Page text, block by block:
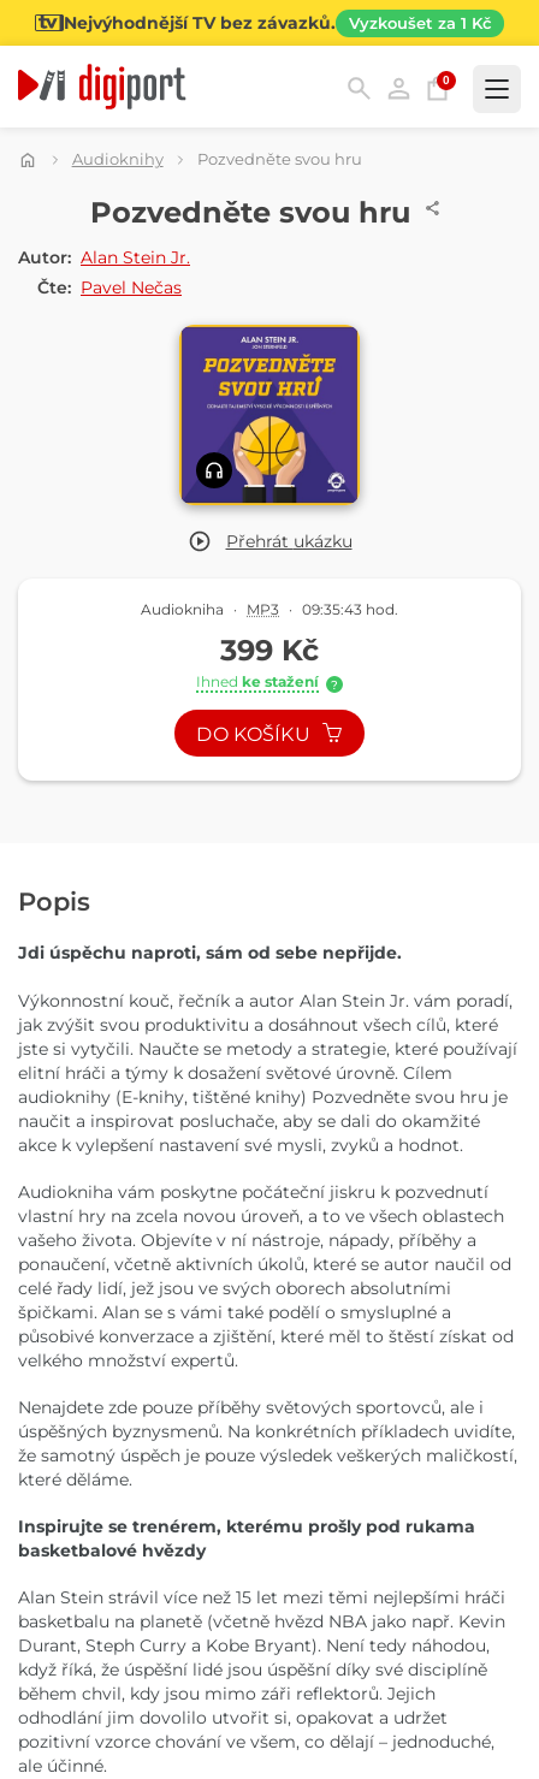
Nejvýhodnější TV bez závazků. Vyzkoušet za 1 Kč
0
Kategorie
Audioknihy Pozvedněte svou hru
Přehrát ukázku
AUDIOKNIHAPozvedněte svou hru
Autor: Alan Stein Jr.
Čte: Pavel Nečas
Audiokniha · MP3 · 09:35:43 hod.
399 Kč
Ihned ke stažení ?
DO KOŠÍKU
Popis
Jdi úspěchu naproti, sám od sebe nepřijde.
Výkonnostní kouč, řečník a autor Alan Stein Jr. vám poradí,
jak zvýšit svou produktivitu a dosáhnout všech cílů, které
jste si vytyčili. Naučte se metody a strategie, které používají
elitní hráči a týmy k dosažení světové úrovně. Cílem
audioknihy (E-knihy, tištěné knihy) Pozvedněte svou hru je
naučit a inspirovat posluchače, aby se dali do okamžité
akce k vylepšení nastavení své mysli, zvyků a hodnot.
Audiokniha vám poskytne počáteční jiskru k pozvednutí
vlastní hry na zcela novou úroveň, a to ve všech oblastech
vašeho života. Objevíte v ní nástroje, nápady, příběhy a
ponaučení, včetně aktivních úkolů, které se autor naučil od
celé řady lidí, jež jsou ve svých oborech absolutními
špičkami. Alan se s vámi také podělí o smysluplné a
působivé konverzace a zjištění, které měl to štěstí získat od
velkého množství expertů.
Nenajdete zde pouze příběhy světových sportovců, ale i
úspěšných byznysmenů. Na konkrétních příkladech uvidíte,
že samotný úspěch je pouze výsledek veškerých maličkostí,
které děláme.
Inspirujte se trenérem, kterému prošly pod rukama
basketbalové hvězdy
Alan Stein strávil více než 15 let mezi těmi nejlepšími hráči
basketbalu na planetě (včetně hvězd NBA jako např. Kevin
Durant, Steph Curry a Kobe Bryant). Není tedy náhodou,
když říká, že úspěšní lidé jsou úspěšní díky své disciplíně
během chvil, kdy jsou mimo záři reflektorů. Jejich
odhodlání jim dovolilo utvořit si, opakovat a udržet
pozitivní vzorce chování ve všem, co dělají – jednoduché,
ale účinné.